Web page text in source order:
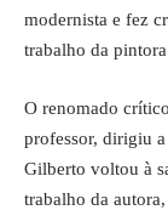
modernista e fez
trabalho da
O renomado
professor, dirigiu
Gilberto voltou à
trabalho da